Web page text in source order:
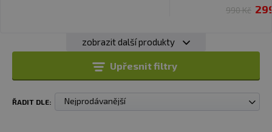
990 Kč
zobrazit další produkty
Upřesnit filtry
ŘADIT DLE: Nejprodávanější